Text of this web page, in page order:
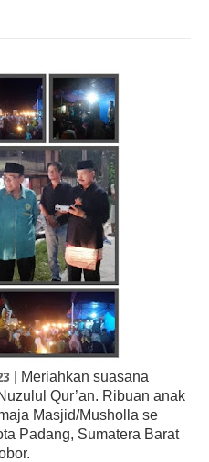
| Meriahkan suasana
Qur’an. Ribuan anak
Masjid/Musholla se
Padang, Sumatera Barat